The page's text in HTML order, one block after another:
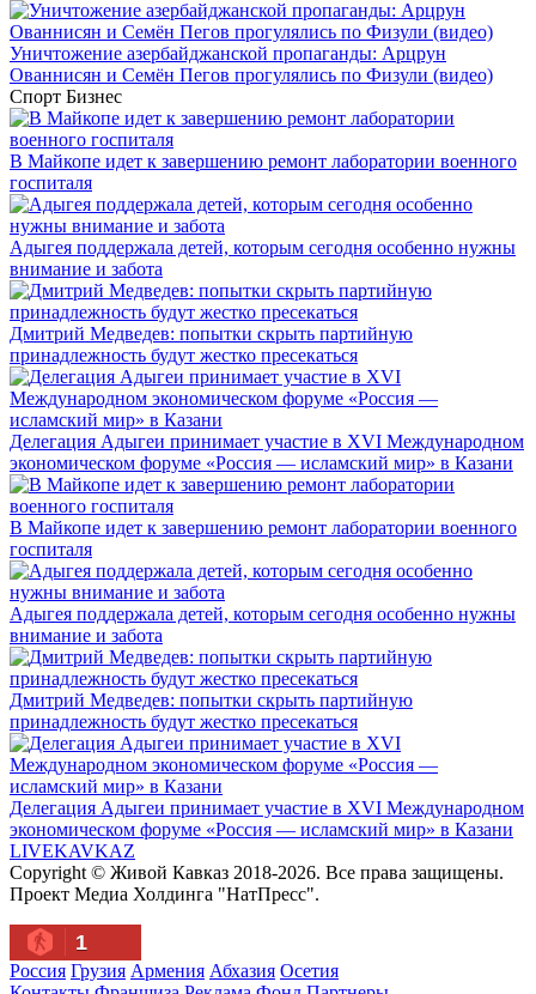
Уничтожение азербайджанской пропаганды: Арцрун
Ованнисян и Семён Пегов прогулялись по Физули (видео)
Спорт Бизнес
В Майкопе идет к завершению ремонт лаборатории военного
госпиталя
Адыгея поддержала детей, которым сегодня особенно нужны
внимание и забота
Дмитрий Медведев: попытки скрыть партийную
принадлежность будут жестко пресекаться
Делегация Адыгеи принимает участие в XVI Международном
экономическом форуме «Россия — исламский мир» в Казани
В Майкопе идет к завершению ремонт лаборатории военного
госпиталя
Адыгея поддержала детей, которым сегодня особенно нужны
внимание и забота
Дмитрий Медведев: попытки скрыть партийную
принадлежность будут жестко пресекаться
Делегация Адыгеи принимает участие в XVI Международном
экономическом форуме «Россия — исламский мир» в Казани
LIVEKAVKAZ
Copyright © Живой Кавказ 2018-2026. Все права защищены.
Проект Медиа Холдинга "НатПресс".
1
Россия Грузия Армения Абхазия Осетия